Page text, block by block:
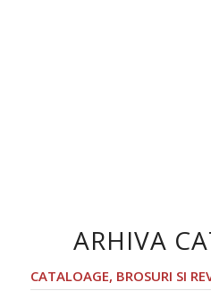
ARHIVA
CATALOAGE, BROSURI SI